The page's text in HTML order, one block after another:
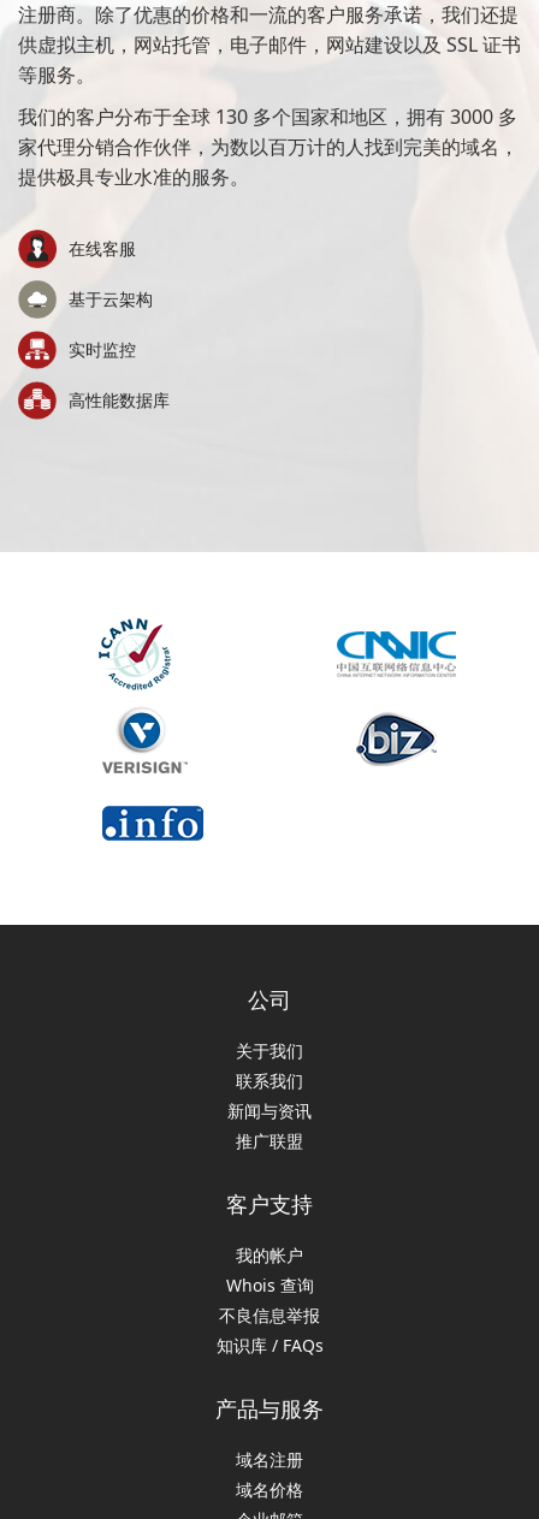
注册商。除了优惠的价格和一流的客户服务承诺，我们还提
供虚拟主机，网站托管，电子邮件，网站建设以及 SSL 证书
等服务。
我们的客户分布于全球 130 多个国家和地区，拥有 3000 多
家代理分销合作伙伴，为数以百万计的人找到完美的域名，
提供极具专业水准的服务。
在线客服
基于云架构
实时监控
高性能数据库
公司
关于我们
联系我们
新闻与资讯
推广联盟
客户支持
我的帐户
Whois 查询
不良信息举报
知识库 / FAQs
产品与服务
域名注册
域名价格